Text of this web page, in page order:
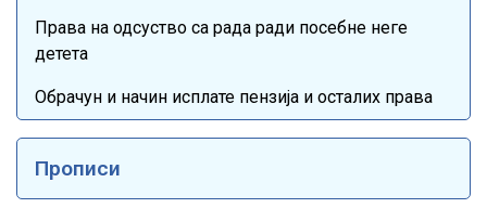
Права на одсуство са рада ради посебне неге
детета
Обрачун и начин исплате пензија и осталих права
Прописи